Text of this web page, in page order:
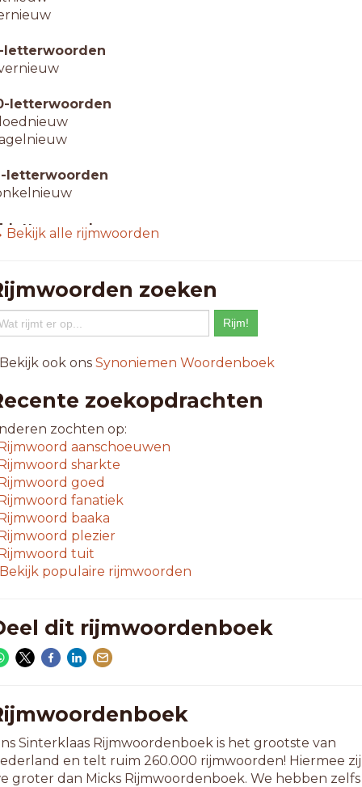
letterwoorden
letterwoorden
letterwoorden
letterwoorden
letterwoorden
Bekijk alle rijmwoorden
zoeken
ook ons Synoniemen Woordenboek
zoekopdrachten
zochten op:
aanschoeuwen
sharkte
goed
fanatiek
baaka
plezier
tuit
Bekijk populaire rijmwoorden
dit rijmwoordenboek
Sinterklaas Rijmwoordenboek is het grootste van
en telt ruim 260.000 rijmwoorden! Hiermee
groter dan Micks Rijmwoordenboek. We hebben zelfs